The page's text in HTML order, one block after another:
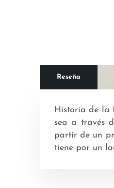
Reseña
Historia de la
sea a través
partir de un
tiene por un